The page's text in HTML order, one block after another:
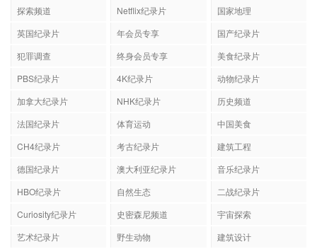
探索频道 Netflix纪录片
国家地理
英国纪录片
年会员专享
国产纪录片
犯罪调查
终身会员专享
美食纪录片
PBS纪录片
4K纪录片
动物纪录片
加拿大纪录片
NHK纪录片
历史频道
法国纪录片
体育运动
中国美食
CH4纪录片
考古纪录片
建筑工程
德国纪录片
澳大利亚纪录片
音乐纪录片
HBO纪录片
自然生态
二战纪录片
Curiosity纪录片
史密森尼频道
宇宙探索
艺术纪录片
野生动物
建筑设计